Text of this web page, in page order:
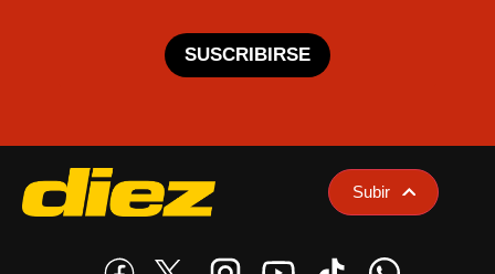
SUSCRIBIRSE
Subir